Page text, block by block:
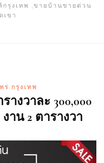
รุงเทพ ,ขายบ้านขายด่วน
เขา
ร กรุงเทพ
งวาละ 300,000
าน 2 ตารางวา